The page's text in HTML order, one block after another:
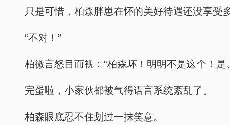
只是可惜，柏森胖崽在怀的美好待遇还没享受
“不对！”
柏微言怒目而视：“柏森坏！明明不是这个！是
完蛋啦，小家伙都被气得语言系统紊乱了。
柏森眼底忍不住划过一抹笑意。